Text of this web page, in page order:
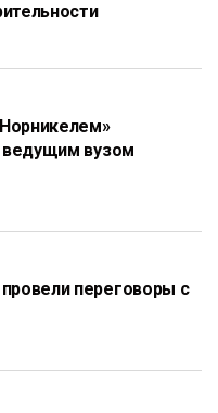
ведущим вузом
переговоры с